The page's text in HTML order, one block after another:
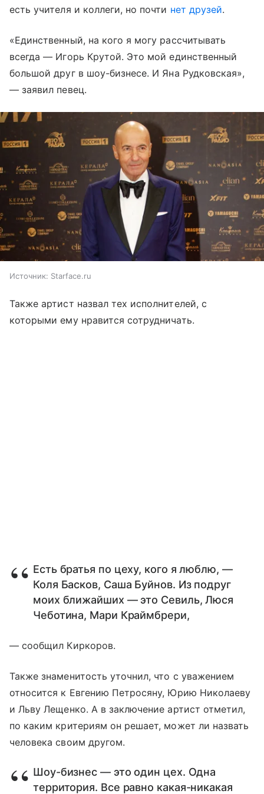
есть учителя и коллеги, но почти нет друзей.
«Единственный, на кого я могу рассчитывать
всегда — Игорь Крутой. Это мой единственный
большой друг в шоу-бизнесе. И Яна Рудковская»,
— заявил певец.
Источник: Starface.ru
Также артист назвал тех исполнителей, с
которыми ему нравится сотрудничать.
Есть братья по цеху, кого я люблю, —
Коля Басков, Саша Буйнов. Из подруг
моих ближайших — это Севиль, Люся
Чеботина, Мари Краймбрери,
— сообщил Киркоров.
Также знаменитость уточнил, что с уважением
относится к Евгению Петросяну, Юрию Николаеву
и Льву Лещенко. А в заключение артист отметил,
по каким критериям он решает, может ли назвать
человека своим другом.
Шоу-бизнес — это один цех. Одна
территория. Все равно какая-никакая